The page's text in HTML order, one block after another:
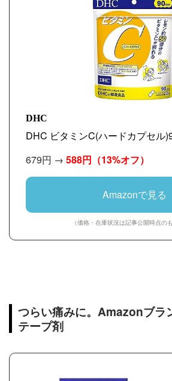
DHC
DHC ビタミンC(ハードカプセル
679円 → 588円 （13%オフ）
Amazonで見る
（価格・在庫状況は記事公開時点の
つらい痛みに。Amazonブラ
テープ剤